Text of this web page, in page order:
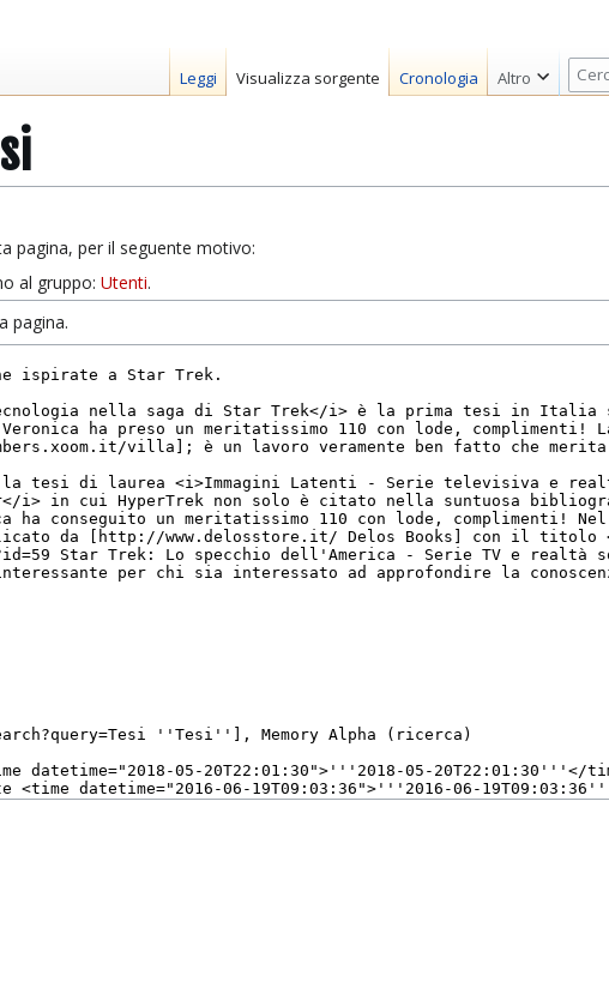
pagina, per il seguente motivo:
al gruppo: Utenti.
pagina.
Leggi Visualizza sorgente Cronologia Altro
R
i
r